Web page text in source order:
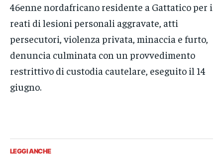
46enne nordafricano residente a Gattatico per i
reati di lesioni personali aggravate, atti
persecutori, violenza privata, minaccia e furto,
denuncia culminata con un provvedimento
restrittivo di custodia cautelare, eseguito il 14
giugno.
LEGGI ANCHE